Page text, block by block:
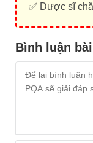
✅ Dược sĩ
Bình luận